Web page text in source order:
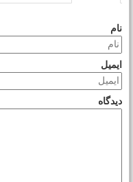
نام
ایمیل
دیدگاه